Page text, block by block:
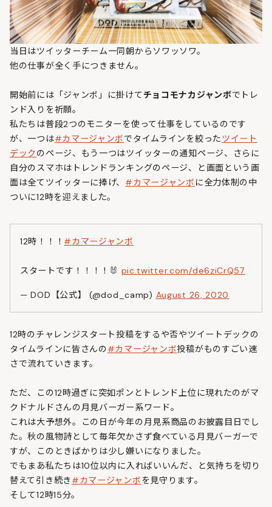
当日はツイッターチーム一同朝からソワッソワ。
他の仕事が全く手につきません。
開始前には「ジャンボ」に掛けてチョコモナカジャンボでトレ
ンド入りを祈願。
私たちは普段2つのモニターを使って仕事をしているのです
が、一つは#カマージャンボでタイムラインを絞ったツイート
デックのページ、もう一つはツイッターの通知ページ、さらに
自分のスマホはトレンドランキングのページ、と画面という画
面は全てツイッターに捧げ、 #カマージャンボ に全力体制の中
ついに12時を迎えました。
12時！！！ #カマージャンボ
スタートです！！！！🐰 pic.twitter.com/de6ziCrQ57
— DOD【公式】 (@dod_camp) August 26, 2020
12時のチャレンジスタート投稿をするや否やツイートデックの
タイムラインに皆さんの#カマージャンボ投稿がものすごい速
さで流れていきます。
ただ、この12時過ぎに突如ポンとトレンド上位に現れたのがマ
クドナルドさんの月見バーガー系ワード。
これは大予想外。この日が今年の月見系商品のお披露目日でし
た。秋の風物詩として毎年欠かさず食べている月見バーガーで
すが、このときばかりは少し嫌いになりました。
でもまあ私たちは10位以内に入ればいいんだ、と気持ちを切り
替えて引き続き#カマージャンボ を見守ります。
そして12時15分。